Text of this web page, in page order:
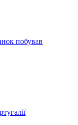
побував